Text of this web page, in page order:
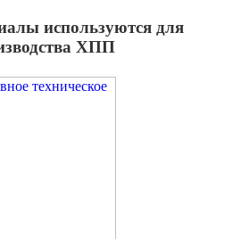
используются для
ХПП